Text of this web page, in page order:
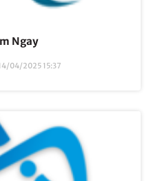
Ngay
04/2025 15:37